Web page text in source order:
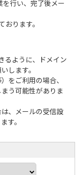
行い、完了後メー
ります。
るように、ドメイン
します。
をご利用の場合、
う可能性がありま
、メールの受信設
す。